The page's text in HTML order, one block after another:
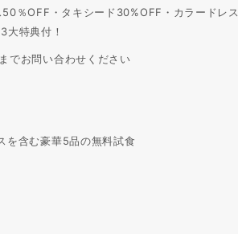
％OFF・タキシード30%OFF・カラードレス
特典付！
でお問い合わせください
を含む豪華5品の無料試食